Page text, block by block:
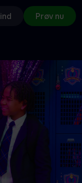
Prøv nu